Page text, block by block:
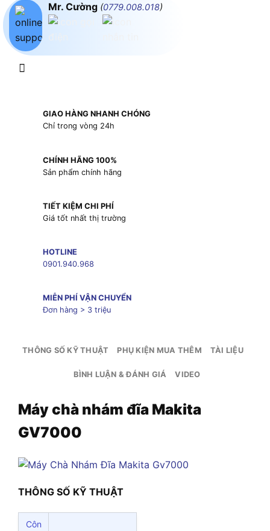
Mr. Cường (0779.008.018)
GIAO HÀNG NHANH CHÓNG
Chỉ trong vòng 24h
CHÍNH HÃNG 100%
Sản phẩm chính hãng
TIẾT KIỆM CHI PHÍ
Giá tốt nhất thị trường
HOTLINE
0901.940.968
MIỄN PHÍ VẬN CHUYỂN
Đơn hàng > 3 triệu
THÔNG SỐ KỸ THUẬT PHỤ KIỆN MUA THÊM TÀI LIỆU
BÌNH LUẬN & ĐÁNH GIÁ VIDEO
Máy chà nhám đĩa Makita
GV7000
THÔNG SỐ KỸ THUẬT
Côn